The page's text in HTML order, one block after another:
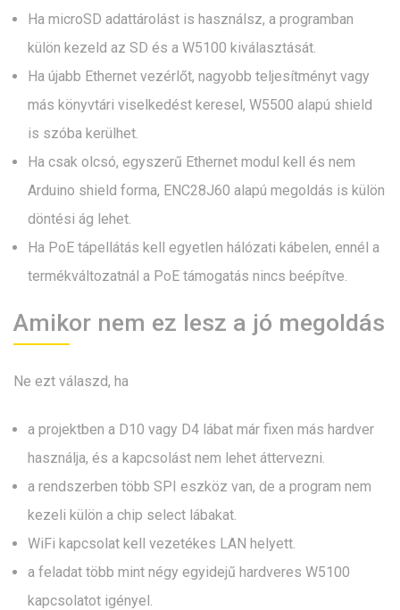
Ha microSD adattárolást is használsz, a programban
külön kezeld az SD és a W5100 kiválasztását.
Ha újabb Ethernet vezérlőt, nagyobb teljesítményt vagy
más könyvtári viselkedést keresel, W5500 alapú shield
is szóba kerülhet.
Ha csak olcsó, egyszerű Ethernet modul kell és nem
Arduino shield forma, ENC28J60 alapú megoldás is külön
döntési ág lehet.
Ha PoE tápellátás kell egyetlen hálózati kábelen, ennél a
termékváltozatnál a PoE támogatás nincs beépítve.
Amikor nem ez lesz a jó megoldás
Ne ezt válaszd, ha
a projektben a D10 vagy D4 lábat már fixen más hardver
használja, és a kapcsolást nem lehet áttervezni.
a rendszerben több SPI eszköz van, de a program nem
kezeli külön a chip select lábakat.
WiFi kapcsolat kell vezetékes LAN helyett.
a feladat több mint négy egyidejű hardveres W5100
kapcsolatot igényel.